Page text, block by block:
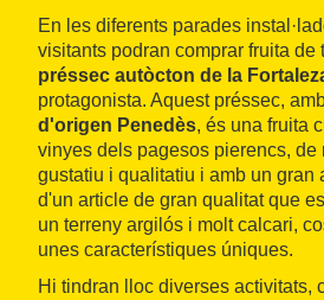
En les diferents parades
visitants podran comprar fruita de
préssec autòcton de la
protagonista. Aquest préssec,
d'origen Penedès, és una fruita
vinyes dels pagesos pierencs, de
gustatiu i qualitatiu i amb un gran
d'un article de gran qualitat que
un terreny argilós i molt calcari,
unes característiques úniques.
Hi tindran lloc diverses activitats,